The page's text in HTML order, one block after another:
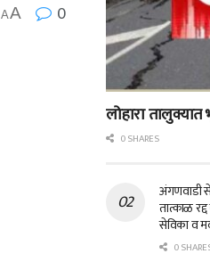
AA 0
लोहारा
0 SHARES
अंगणवाडी
तात्काळ
सेविका व
0